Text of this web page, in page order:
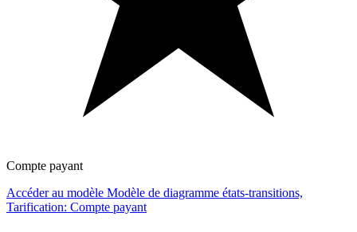
Compte payant
Accéder au modèle Modèle de diagramme états-transitions,
Tarification: Compte payant